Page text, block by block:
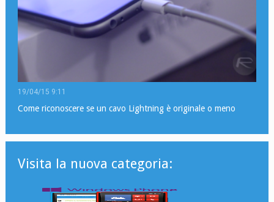
19/04/15 9:11
Come riconoscere se un cavo Lightning è originale o meno
Visita la nuova categoria: